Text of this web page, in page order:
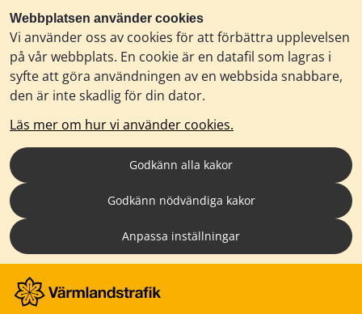
Webbplatsen använder cookies
Vi använder oss av cookies för att förbättra upplevelsen
på vår webbplats. En cookie är en datafil som lagras i
syfte att göra användningen av en webbsida snabbare,
den är inte skadlig för din dator.
Läs mer om hur vi använder cookies.
Godkänn alla kakor
Godkänn nödvändiga kakor
Anpassa inställningar